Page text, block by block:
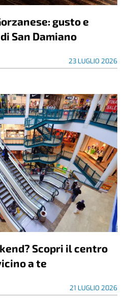
gusto e
San Damiano
23 LUGLIO 2026
Scopri il centro
a te
21 LUGLIO 2026